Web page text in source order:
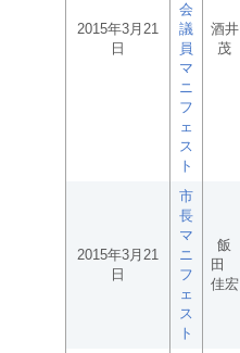
2015年3月21
日
会
議
員
マ
ニ
フ
ェ
ス
ト
酒井
茂
2015年3月21
日
市
長
マ
ニ
フ
ェ
ス
ト
飯
田
佳宏